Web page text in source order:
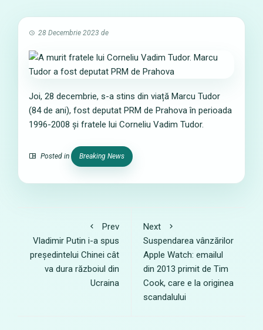
28 Decembrie 2023 de
Joi, 28 decembrie, s-a stins din viață Marcu Tudor
(84 de ani), fost deputat PRM de Prahova în perioada
1996-2008 și fratele lui Corneliu Vadim Tudor.
Posted in Breaking News
Prev
Vladimir Putin i-a spus
președintelui Chinei cât
va dura războiul din
Ucraina
Next
Suspendarea vânzărilor
Apple Watch: emailul
din 2013 primit de Tim
Cook, care e la originea
scandalului